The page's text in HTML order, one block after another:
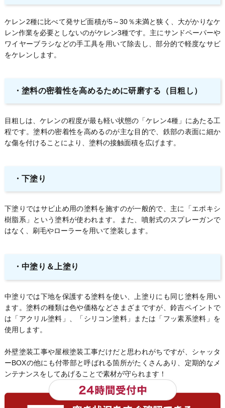
ケレン2種に比べて発サビ面積が5～30％未満と狭く、大がかりなケ
レン作業を必要としないのがケレン3種です。主にサンドペーパーや
ワイヤーブラシなどの手工具を用いて除去し、部分的で軽度なサビ
をケレンします。
・塗料の密着性を高めるために研磨する（目粗し）
目粗しは、ケレンの程度が最も軽い状態の「ケレン4種」にあたる工
程です。塗料の密着性を高めるのが主な目的で、鉄部の表面に細か
な傷を付けることにより、塗料の接触面積を広げます。
・下塗り
下塗りではサビ止め用の塗料を施すのが一般的で、主に「エポキシ
樹脂系」という塗料が使われます。また、噴射式のスプレーガンで
はなく、刷毛やローラーを用いて塗装します。
・中塗り＆上塗り
中塗りでは下地を保護する塗料を使い、上塗りにも同じ塗料を用い
ます。塗料の種類は色や価格などさまざまですが、鈴吉ペイントで
は「アクリル塗料」、「シリコン塗料」または「フッ素系塗料」を
使用します。
外壁塗装工事や屋根塗装工事だけだと思われがちですが、シャッタ
ーBOXの他にも付帯部と呼ばれる箇所がたくさんあり、定期的なメ
ンテナンスをしてあげることで素材が守られます！